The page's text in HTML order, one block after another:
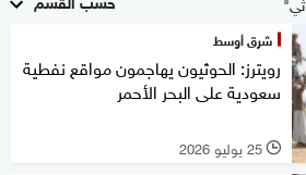
شرق أوسط
رويترز: الحوثيون يهاجمون مواقع نفطية
سعودية على البحر الأحمر
l 25 يوليو 2026